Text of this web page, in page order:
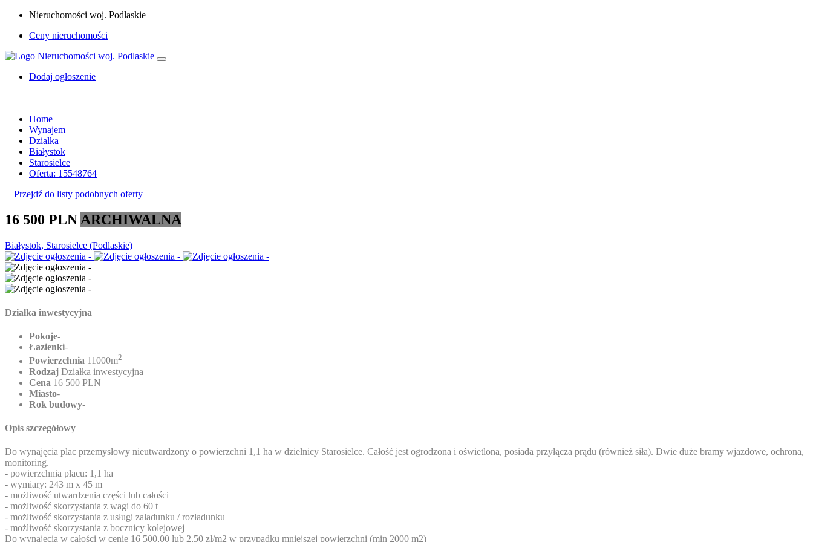
Nieruchomości woj. Podlaskie
Ceny nieruchomości
Dodaj ogłoszenie
Home
Wynajem
Dzialka
Białystok
Starosielce
Oferta: 15548764
Przejdź do listy podobnych oferty
16 500 PLN ARCHIWALNA
Białystok, Starosielce (Podlaskie)
Działka inwestycyjna
Pokoje-
Łazienki-
Powierzchnia 11000m2
Rodzaj Działka inwestycyjna
Cena 16 500 PLN
Miasto-
Rok budowy-
Opis szczegółowy
Do wynajęcia plac przemysłowy nieutwardzony o powierzchni 1,1 ha w dzielnicy Starosielce. Całość jest ogrodzona i oświetlona, posiada przyłącza prądu (również siła). Dwie duże bramy wjazdowe, ochrona,
monitoring.
- powierzchnia placu: 1,1 ha
- wymiary: 243 m x 45 m
- możliwość utwardzenia części lub całości
- możliwość skorzystania z wagi do 60 t
- możliwość skorzystania z usługi załadunku / rozładunku
- możliwość skorzystania z bocznicy kolejowej
Do wynajęcia w całości w cenie 16 500,00 lub 2,50 zł/m2 w przypadku mniejszej powierzchni (min 2000 m2)